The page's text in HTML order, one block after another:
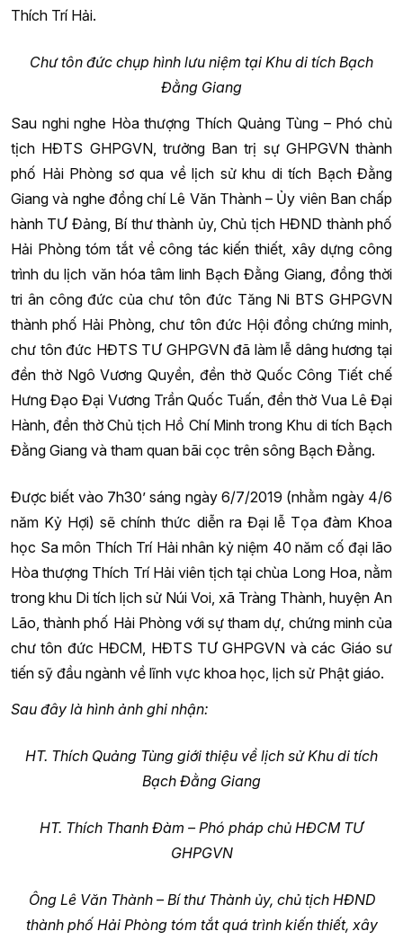
Thích Trí Hải.
Chư tôn đức chụp hình lưu niệm tại Khu di tích Bạch
Đằng Giang
Sau nghi nghe Hòa thượng Thích Quảng Tùng – Phó chủ
tịch HĐTS GHPGVN, trưởng Ban trị sự GHPGVN thành
phố Hải Phòng sơ qua về lịch sử khu di tích Bạch Đằng
Giang và nghe đồng chí Lê Văn Thành – Ủy viên Ban chấp
hành TƯ Đảng, Bí thư thành ủy, Chủ tịch HĐND thành phố
Hải Phòng tóm tắt về công tác kiến thiết, xây dựng công
trình du lịch văn hóa tâm linh Bạch Đằng Giang, đồng thời
tri ân công đức của chư tôn đức Tăng Ni BTS GHPGVN
thành phố Hải Phòng, chư tôn đức Hội đồng chứng minh,
chư tôn đức HĐTS TƯ GHPGVN đã làm lễ dâng hương tại
đền thờ Ngô Vương Quyền, đền thờ Quốc Công Tiết chế
Hưng Đạo Đại Vương Trần Quốc Tuấn, đền thờ Vua Lê Đại
Hành, đền thờ Chủ tịch Hồ Chí Minh trong Khu di tích Bạch
Đằng Giang và tham quan bãi cọc trên sông Bạch Đằng.
Được biết vào 7h30’ sáng ngày 6/7/2019 (nhằm ngày 4/6
năm Kỷ Hợi) sẽ chính thức diễn ra Đại lễ Tọa đàm Khoa
học Sa môn Thích Trí Hải nhân kỷ niệm 40 năm cố đại lão
Hòa thượng Thích Trí Hải viên tịch tại chùa Long Hoa, nằm
trong khu Di tích lịch sử Núi Voi, xã Tràng Thành, huyện An
Lão, thành phố Hải Phòng với sự tham dự, chứng minh của
chư tôn đức HĐCM, HĐTS TƯ GHPGVN và các Giáo sư
tiến sỹ đầu ngành về lĩnh vực khoa học, lịch sử Phật giáo.
Sau đây là hình ảnh ghi nhận:
HT. Thích Quảng Tùng giới thiệu về lịch sử Khu di tích
Bạch Đằng Giang
HT. Thích Thanh Đàm – Phó pháp chủ HĐCM TƯ
GHPGVN
Ông Lê Văn Thành – Bí thư Thành ủy, chủ tịch HĐND
thành phố Hải Phòng tóm tắt quá trình kiến thiết, xây